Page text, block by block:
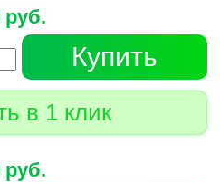
руб.
Купить
в 1 клик
руб.